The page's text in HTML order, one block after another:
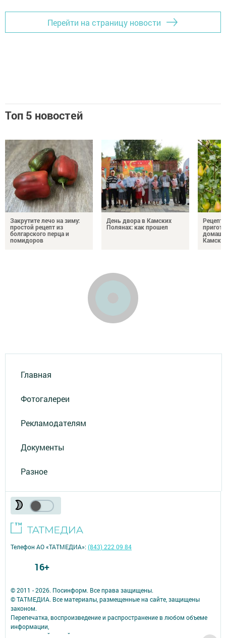
Перейти на страницу новости
Топ 5 новостей
Закрутите лечо на зиму:
простой рецепт из
болгарского перца и
помидоров
День двора в Камских
Полянах: как прошел
Главная
Фотогалереи
Рекламодателям
Документы
Разное
© 2011 - 2026. Посинформ. Все права защищены.
© ТАТМЕДИА. Все материалы, размещенные на сайте, защищены
законом.
Перепечатка, воспроизведение и распространение в любом объеме
информации,
размещенной на сайте, возможна только с письменного согласия
Телефон АО «ТАТМЕДИА»:(843) 222 09 84
16+